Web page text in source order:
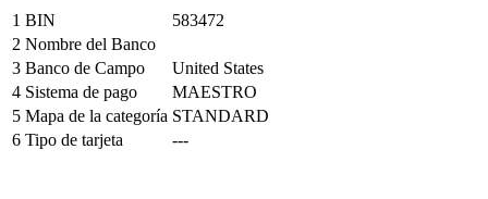
1 BIN
583472
2 Nombre del Banco
3 Banco de Campo
United States
4 Sistema de pago
MAESTRO
5 Mapa de la categoría STANDARD
6 Tipo de tarjeta ---